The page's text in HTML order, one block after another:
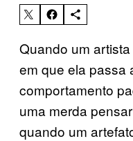
Quando um
em que ela passa
comportamento
uma merda
quando um